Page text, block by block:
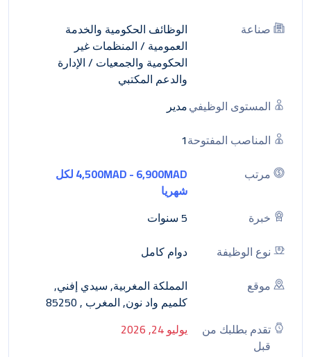
صناعة
الوظائف الحكومية والخدمة
العمومية/المنظمات غير
الحكومية والجمعيات/الإدارة
والدعم المكتبي
المستوى الوظيفيمدير
المناصب المفتوحة1
مرتب
4,500MAD - 6,900MAD لكل
شهريا
خبرة
5 سنوات
نوع الوظيفة
دوام كامل
موقع
المملكة المغربية, سيدي إفني,
كلميم واد نون, المغرب , 85250
تقدم بطلبك من
قبل
يوليو 24, 2026